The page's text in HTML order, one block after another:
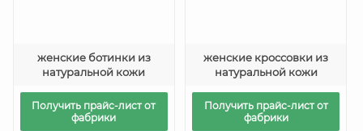
женские ботинки из
натуральной кожи
Получить прайс-лист от
фабрики
женские кроссовки из
натуральной кожи
Получить прайс-лист от
фабрики